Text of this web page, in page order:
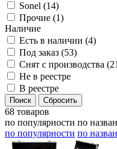
Sonel (14)
Прочие (1)
Наличие
Есть в наличии (4)
Под заказ (53)
Снят с производства (
Не в реестре
В реестре
68 товаров
по популярности по
по популярности по